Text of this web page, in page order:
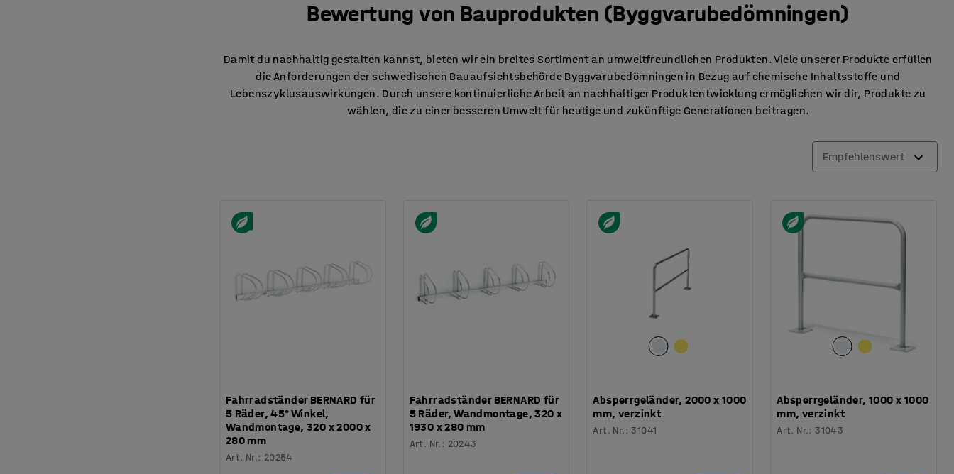
Bewertung von Bauprodukten (Byggvarubedömningen)
Damit du nachhaltig gestalten kannst, bieten wir ein breites Sortiment an umweltfreundlichen Produkten. Viele unserer Produkte erfüllen
die Anforderungen der schwedischen Bauaufsichtsbehörde Byggvarubedömningen in Bezug auf chemische Inhaltsstoffe und
Lebenszyklusauswirkungen. Durch unsere kontinuierliche Arbeit an nachhaltiger Produktentwicklung ermöglichen wir dir, Produkte zu
wählen, die zu einer besseren Umwelt für heutige und zukünftige Generationen beitragen.
Empfehlenswert
Fahrradständer BERNARD für
5 Räder, 45° Winkel,
Wandmontage, 320 x 2000 x
280 mm
Art. Nr.: 20254
Fahrradständer BERNARD für
5 Räder, Wandmontage, 320 x
1930 x 280 mm
Art. Nr. : 20243
Absperrgeländer, 2000 x 1000
mm, verzinkt
Art. Nr. :31041
Absperrgeländer, 1000 x 1000
mm, verzinkt
Art. Nr.:31043